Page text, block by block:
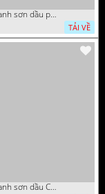
Tranh sơn dầu phong cảnh mùa thu cây lá vàng và nai trang trí tường
TẢI VỀ
Tranh sơn dầu Châu Âu phong cảnh ngôi làng bên dòng sông